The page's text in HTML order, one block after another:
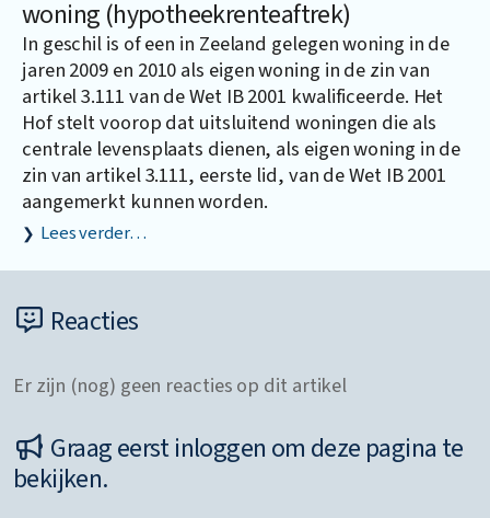
woning (hypotheekrenteaftrek)
In geschil is of een in Zeeland gelegen woning in de
jaren 2009 en 2010 als eigen woning in de zin van
artikel 3.111 van de Wet IB 2001 kwalificeerde. Het
Hof stelt voorop dat uitsluitend woningen die als
centrale levensplaats dienen, als eigen woning in de
zin van artikel 3.111, eerste lid, van de Wet IB 2001
aangemerkt kunnen worden.
Lees verder…
Reacties
Er zijn (nog) geen reacties op dit artikel
Graag eerst inloggen om deze pagina te
bekijken.